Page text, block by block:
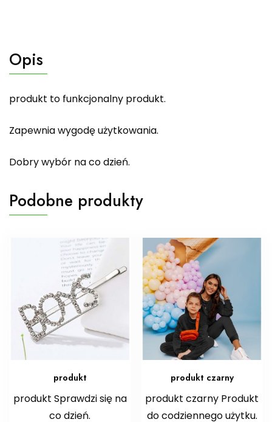
Opis
produkt to funkcjonalny produkt.
Zapewnia wygodę użytkowania.
Dobry wybór na co dzień.
Podobne produkty
produkt
produkt Sprawdzi się na
co dzień.
produkt czarny
produkt czarny Produkt
do codziennego użytku.